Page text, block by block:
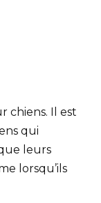
chiens. Il est
qui
leurs
lorsqu’ils